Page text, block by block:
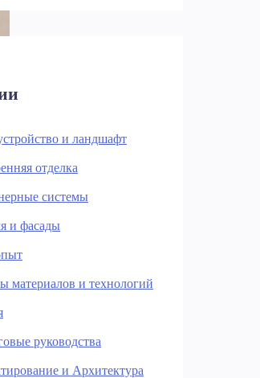
и ландшафт
отделка
системы
и фасады
материалов и технологий
руководства
и Архитектура